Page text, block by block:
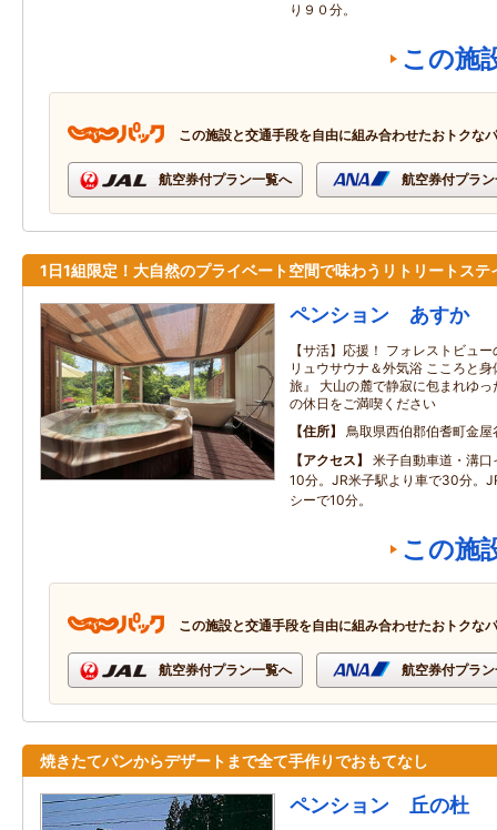
り９０分。
この施
この施設と交通手段を自由に組み合わせたおトクな
航空券付プラン一覧へ 航空券付プラ
1日1組限定！大自然のプライベート空間で味わうリトリートステ
ペンション あすか
【サ活】応援！ フォレストビュ
リュウサウナ＆外気浴 こころと
旅』 大山の麓で静寂に包まれゆ
の休日をご満喫ください
住所
鳥取県西伯郡伯耆町金屋
アクセス
米子自動車道・溝
10分。JR米子駅より車で30分。
シーで10分。
この施
この施設と交通手段を自由に組み合わせたおトクな
航空券付プラン一覧へ 航空券付プラ
焼きたてパンからデザートまで全て手作りでおもてなし
ペンション 丘の杜